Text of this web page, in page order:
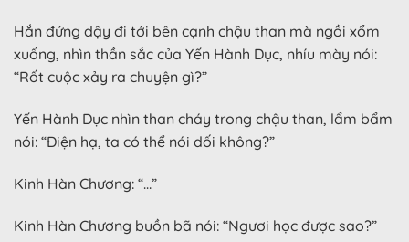
Hắn đứng dậy đi tới bên cạnh chậu than mà ngồi xổm
xuống, nhìn thần sắc của Yến Hành Dục, nhíu mày nói:
“Rốt cuộc xảy ra chuyện gì?”
Yến Hành Dục nhìn than cháy trong chậu than, lẩm bẩm
nói: “Điện hạ, ta có thể nói dối không?”
Kinh Hàn Chương: “…”
Kinh Hàn Chương buồn bã nói: “Ngươi học được sao?”